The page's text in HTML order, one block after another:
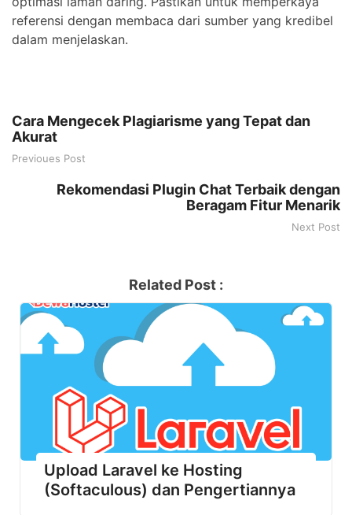
referensi dengan membaca dari sumber yang kredibel
dalam menjelaskan.
Cara Mengecek Plagiarisme yang Tepat dan
Akurat
Previoues Post
Rekomendasi Plugin Chat Terbaik dengan
Beragam Fitur Menarik
Next Post
Related Post :
Upload Laravel ke Hosting
(Softaculous) dan Pengertiannya